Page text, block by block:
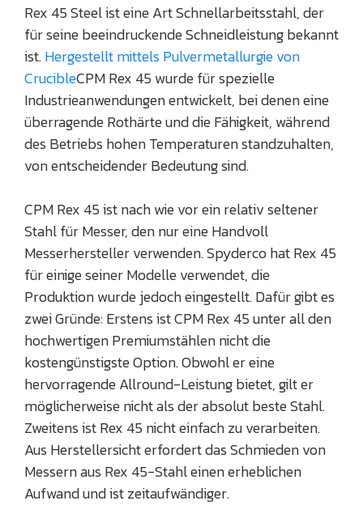
Rex 45 Steel ist eine Art Schnellarbeitsstahl, der
für seine beeindruckende Schneidleistung bekannt
ist.Hergestellt mittels Pulvermetallurgie von
CrucibleCPM Rex 45 wurde für spezielle
Industrieanwendungen entwickelt, bei denen eine
überragende Rothärte und die Fähigkeit, während
des Betriebs hohen Temperaturen standzuhalten,
von entscheidender Bedeutung sind.
CPM Rex 45 ist nach wie vor ein relativ seltener
Stahl für Messer, den nur eine Handvoll
Messerhersteller verwenden. Spyderco hat Rex 45
für einige seiner Modelle verwendet, die
Produktion wurde jedoch eingestellt. Dafür gibt es
zwei Gründe: Erstens ist CPM Rex 45 unter all den
hochwertigen Premiumstählen nicht die
kostengünstigste Option. Obwohl er eine
hervorragende Allround-Leistung bietet, gilt er
möglicherweise nicht als der absolut beste Stahl.
Zweitens ist Rex 45 nicht einfach zu verarbeiten.
Aus Herstellersicht erfordert das Schmieden von
Messern aus Rex 45-Stahl einen erheblichen
Aufwand und ist zeitaufwändiger.